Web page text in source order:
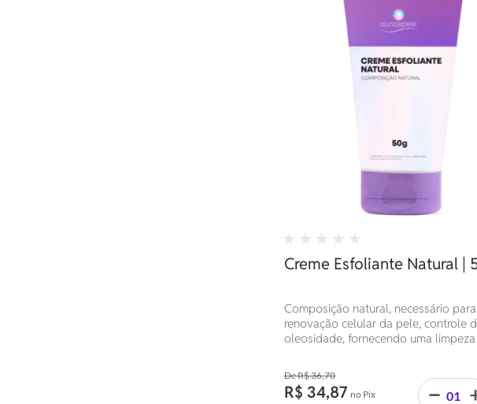
Creme Esfoliante Natural |
Composição natural, necessário para
renovação celular da pele, controle
oleosidade, fornecendo uma limpeza
R$ 36,70
R$ 34,87 no Pix